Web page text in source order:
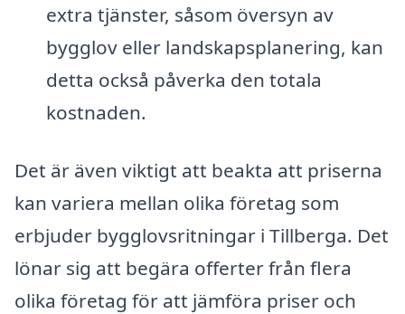
extra tjänster, såsom översyn av
bygglov eller landskapsplanering, kan
detta också påverka den totala
kostnaden.
Det är även viktigt att beakta att priserna
kan variera mellan olika företag som
erbjuder bygglovsritningar i Tillberga. Det
lönar sig att begära offerter från flera
olika företag för att jämföra priser och